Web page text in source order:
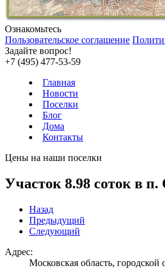
Ознакомьтесь
Пользовательское соглашение
Задайте вопрос!
+7 (495) 477-53-59
Главная
Новости
Поселки
Блог
Дома
Контакты
Цены на наши поселки
Участок 8.98 соток в
Назад
Предыдущий
Следующий
Адрес:
Московская область,